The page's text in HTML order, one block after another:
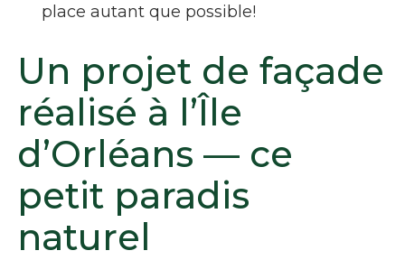
place autant que possible!
Un projet de façade
réalisé à l’Île
d’Orléans — ce
petit paradis
naturel